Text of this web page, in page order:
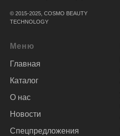
© 2015-2025, COSMO BEAUTY
TECHNOLOGY
Меню
Главная
Каталог
О нас
Новости
Спецпредложения